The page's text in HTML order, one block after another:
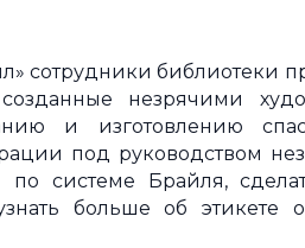
сотрудники библиотеки
незрячими
и изготовлению
под руководством
по системе Брайля,
больше об